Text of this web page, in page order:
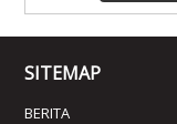
SITEMAP
BERITA